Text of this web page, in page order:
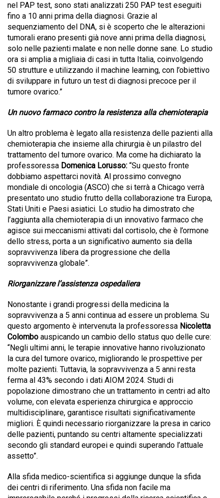
nel PAP test, sono stati analizzati 250 PAP test eseguiti
fino a 10 anni prima della diagnosi. Grazie al
sequenziamento del DNA, si è scoperto che le alterazioni
tumorali erano presenti già nove anni prima della diagnosi,
solo nelle pazienti malate e non nelle donne sane. Lo studio
ora si amplia a migliaia di casi in tutta Italia, coinvolgendo
50 strutture e utilizzando il machine learning, con l’obiettivo
di sviluppare in futuro un test di diagnosi precoce per il
tumore ovarico.”
Un nuovo farmaco contro la resistenza alla chemioterapia
Un altro problema è legato alla resistenza delle pazienti alla
chemioterapia che insieme alla chirurgia è un pilastro del
trattamento del tumore ovarico. Ma come ha dichiarato la
professoressa Domenica Lorusso: “Su questo fronte
dobbiamo aspettarci novità. Al prossimo convegno
mondiale di oncologia (ASCO) che si terrà a Chicago verrà
presentato uno studio frutto della collaborazione tra Europa,
Stati Uniti e Paesi asiatici. Lo studio ha dimostrato che
l’aggiunta alla chemioterapia di un innovativo farmaco che
agisce sui meccanismi attivati dal cortisolo, che è l’ormone
dello stress, porta a un significativo aumento sia della
sopravvivenza libera da progressione che della
sopravvivenza globale”.
Riorganizzare l’assistenza ospedaliera
Nonostante i grandi progressi della medicina la
sopravvivenza a 5 anni continua ad essere un problema. Su
questo argomento è intervenuta la professoressa Nicoletta
Colombo auspicando un cambio dello status quo delle cure:
“Negli ultimi anni, le terapie innovative hanno rivoluzionato
la cura del tumore ovarico, migliorando le prospettive per
molte pazienti. Tuttavia, la sopravvivenza a 5 anni resta
ferma al 43% secondo i dati AIOM 2024. Studi di
popolazione dimostrano che un trattamento in centri ad alto
volume, con elevata esperienza chirurgica e approccio
multidisciplinare, garantisce risultati significativamente
migliori. È quindi necessario riorganizzare la presa in carico
delle pazienti, puntando su centri altamente specializzati
secondo gli standard europei e quindi superando l’attuale
assetto”.
Alla sfida medico-scientifica si aggiunge dunque la sfida
dei centri di riferimento. Una sfida non facile ma